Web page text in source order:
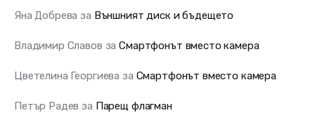
Яна Добрева за Външният диск и бъдещето
Владимир Славов заСмартфонът вместо камера
Цветелина Георгиева за Смартфонът вместо камера
Петър Радев за Парещ флагман